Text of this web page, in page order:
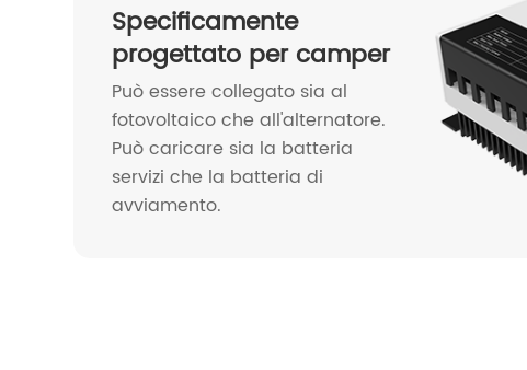
Specificamente
progettato per camper
Può essere collegato sia al
fotovoltaico che all'alternatore.
Può caricare sia la batteria
servizi che la batteria di
avviamento.